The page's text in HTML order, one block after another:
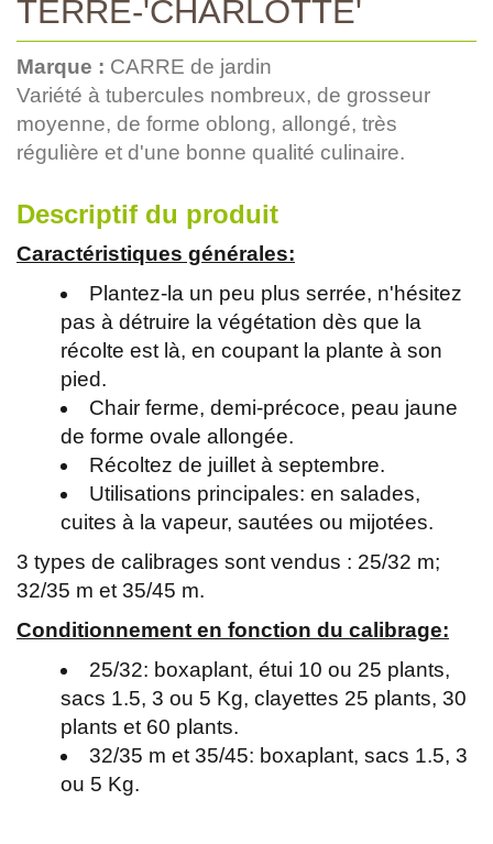
TERRE-'CHARLOTTE'
Marque : CARRE de jardin
Variété à tubercules nombreux, de grosseur
moyenne, de forme oblong, allongé, très
régulière et d'une bonne qualité culinaire.
Descriptif du produit
Caractéristiques générales:
Plantez-la un peu plus serrée, n'hésitez
pas à détruire la végétation dès que la
récolte est là, en coupant la plante à son
pied.
Chair ferme, demi-précoce, peau jaune
de forme ovale allongée.
Récoltez de juillet à septembre.
Utilisations principales: en salades,
cuites à la vapeur, sautées ou mijotées.
3 types de calibrages sont vendus : 25/32 m;
32/35 m et 35/45 m.
Conditionnement en fonction du calibrage:
25/32: boxaplant, étui 10 ou 25 plants,
sacs 1.5, 3 ou 5 Kg, clayettes 25 plants, 30
plants et 60 plants.
32/35 m et 35/45: boxaplant, sacs 1.5, 3
ou 5 Kg.